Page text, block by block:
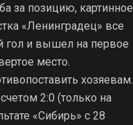
за позицию, картинное
«Ленинградец» все
гол и вышел на первое
место.
хозяевам.
2:0 (только на
«Сибирь» с 28